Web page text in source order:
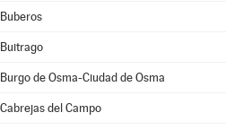
Buberos
Buitrago
Burgo de Osma-Ciudad de Osma
Cabrejas del Campo